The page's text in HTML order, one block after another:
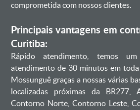
comprometida com nossos clientes.
Principais vantagens em
Curitiba:
Rápido atendimento, temos
atendimento de 30 minutos em
Mossunguê graças a nossas várias
localizadas próximas da BR277,
Contorno Norte, Contorno Leste,